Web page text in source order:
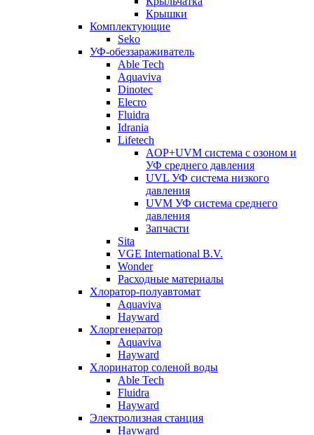
Крышки
Комплектующие
Seko
УФ-обеззараживатель
Able Tech
Aquaviva
Dinotec
Elecro
Fluidra
Idrania
Lifetech
AOP+UVM система с озоном и
УФ среднего давления
UVL УФ система низкого
давления
UVM УФ система среднего
давления
Запчасти
Sita
VGE International B.V.
Wonder
Расходные материалы
Хлоратор-полуавтомат
Aquaviva
Hayward
Хлоргенератор
Aquaviva
Hayward
Хлоринатор соленой воды
Able Tech
Fluidra
Hayward
Электролизная станция
Hayward